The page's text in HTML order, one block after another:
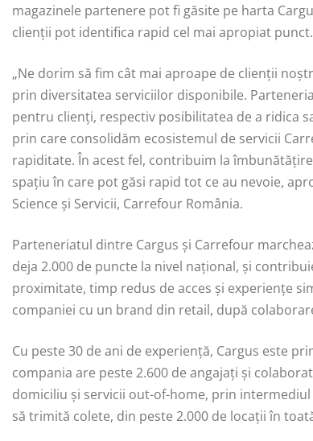
magazinele partenere pot fi găsite pe harta
clienții pot identifica rapid cel mai apropiat punct.
„Ne dorim să fim cât mai aproape de clienții
prin diversitatea serviciilor disponibile.
pentru clienți, respectiv posibilitatea de a ridica
prin care consolidăm ecosistemul de servicii
rapiditate. În acest fel, contribuim la
spațiu în care pot găsi rapid tot ce au nevoie,
Science și Servicii, Carrefour România.
Parteneriatul dintre Cargus și Carrefour
deja 2.000 de puncte la nivel național, și
proximitate, timp redus de acces și experiențe
companiei cu un brand din retail, după
Cu peste 30 de ani de experiență, Cargus este
compania are peste 2.600 de angajați și
domiciliu și servicii out-of-home, prin
să trimită colete, din peste 2.000 de locații în